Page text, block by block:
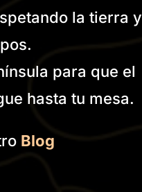
la tierra y
para que el
hasta tu mesa.
Blog